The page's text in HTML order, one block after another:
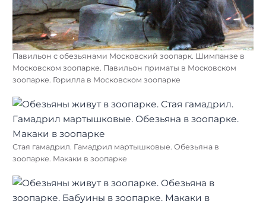
Павильон с обезьянами Московский зоопарк. Шимпанзе в
Московском зоопарке. Павильон приматы в Московском
зоопарке. Горилла в Московском зоопарке
Стая гамадрил. Гамадрил мартышковые. Обезьяна в
зоопарке. Макаки в зоопарке